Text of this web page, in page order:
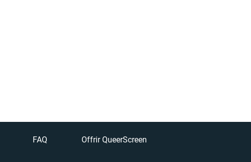
FAQ Offrir QueerScreen